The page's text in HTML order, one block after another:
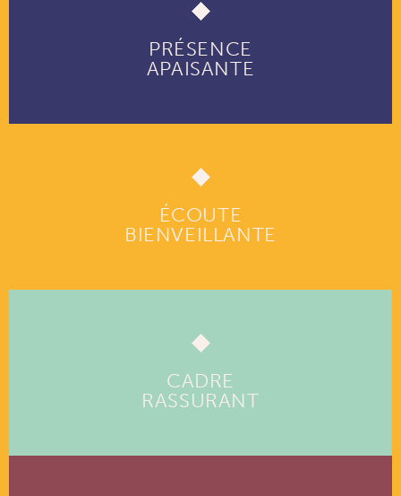
PRÉSENCE
APAISANTE
ÉCOUTE
BIENVEILLANTE
CADRE
RASSURANT